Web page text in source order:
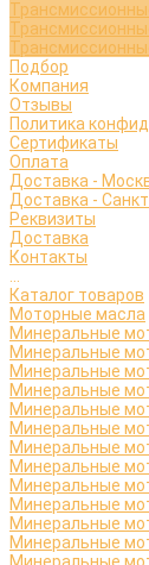
Подбор
Компания
Отзывы
Политика
Сертификаты
Оплата
Доставка -
Доставка -
Реквизиты
Доставка
Контакты
Каталог товаров
Моторные масла
Минеральные
Минеральные
Минеральные
Минеральные
Минеральные
Минеральные
Минеральные
Минеральные
Минеральные
Минеральные
Минеральные
Минеральные